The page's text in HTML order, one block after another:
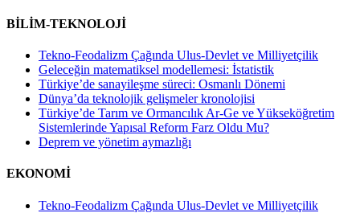
BİLİM-TEKNOLOJİ
Tekno-Feodalizm Çağında Ulus-Devlet ve Milliyetçilik
Geleceğin matematiksel modellemesi: İstatistik
Türkiye’de sanayileşme süreci: Osmanlı Dönemi
Dünya’da teknolojik gelişmeler kronolojisi
Türkiye’de Tarım ve Ormancılık Ar-Ge ve Yükseköğretim
Sistemlerinde Yapısal Reform Farz Oldu Mu?
Deprem ve yönetim aymazlığı
EKONOMİ
Tekno-Feodalizm Çağında Ulus-Devlet ve Milliyetçilik